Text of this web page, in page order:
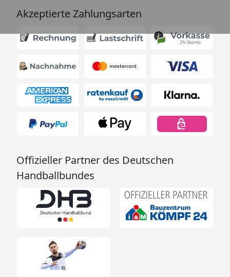
Akzeptierte Zahlungsarten
Offizieller Partner des Deutschen
Handballbundes